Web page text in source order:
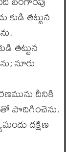
తట్టున
తట్టున
నూరు
దీనికి
పొదిగించెను.
దక్షిణ